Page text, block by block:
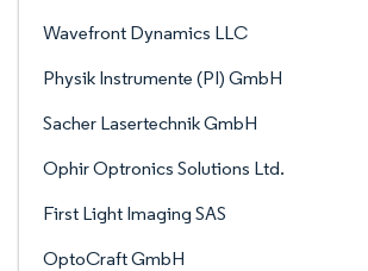
Wavefront Dynamics LLC
Physik Instrumente (PI) GmbH
Sacher Lasertechnik GmbH
Ophir Optronics Solutions Ltd.
First Light Imaging SAS
OptoCraft GmbH